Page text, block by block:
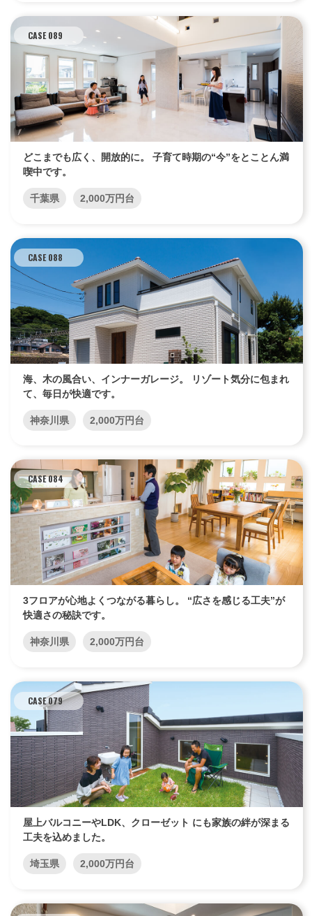
CASE 089
どこまでも広く、開放的に。 子育て時期の“今”をとことん満
喫中です。
千葉県 2,000万円台
CASE 088
海、木の風合い、インナーガレージ。 リゾート気分に包まれ
て、毎日が快適です。
神奈川県 2,000万円台
CASE 084
3フロアが心地よくつながる暮らし。 “広さを感じる工夫”が
快適さの秘訣です。
神奈川県 2,000万円台
CASE 079
屋上バルコニーやLDK、クローゼット にも家族の絆が深まる
工夫を込めました。
埼玉県 2,000万円台